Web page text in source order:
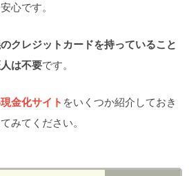
心です。
クレジットカードを持っていること
は不要です。
金化サイト をいくつか紹介しておき
みてください。